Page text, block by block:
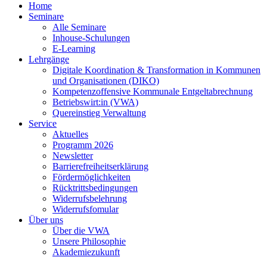
Home
Seminare
Alle Seminare
Inhouse-Schulungen
E-Learning
Lehrgänge
Digitale Koordination & Transformation in Kommunen
und Organisationen (DIKO)
Kompetenzoffensive Kommunale Entgeltabrechnung
Betriebswirt:in (VWA)
Quereinstieg Verwaltung
Service
Aktuelles
Programm 2026
Newsletter
Barrierefreiheitserklärung
Fördermöglichkeiten
Rücktrittsbedingungen
Widerrufsbelehrung
Widerrufsfomular
Über uns
Über die VWA
Unsere Philosophie
Akademiezukunft